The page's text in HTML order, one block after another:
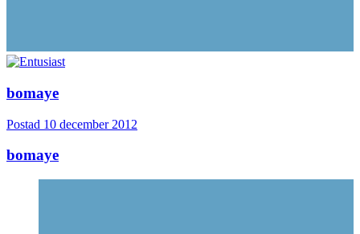
bomaye
Postad 10 december 2012
bomaye